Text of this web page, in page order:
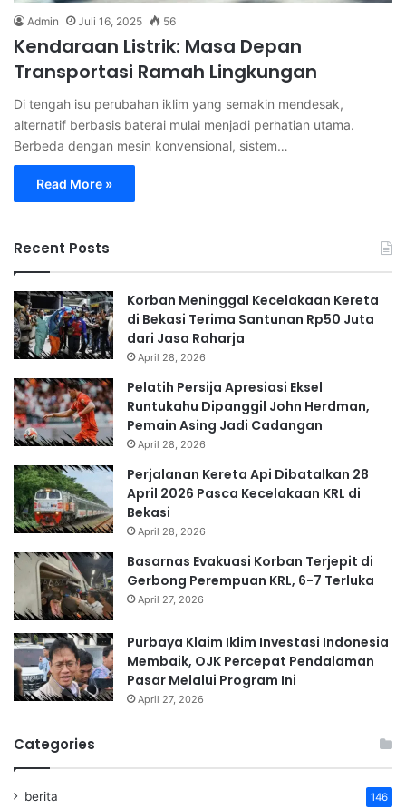
Admin Juli 16, 2025 56
Kendaraan Listrik: Masa Depan
Transportasi Ramah Lingkungan
Di tengah isu perubahan iklim yang semakin mendesak,
alternatif berbasis baterai mulai menjadi perhatian utama.
Berbeda dengan mesin konvensional, sistem…
Read More »
Recent Posts
Korban Meninggal Kecelakaan Kereta
di Bekasi Terima Santunan Rp50 Juta
dari Jasa Raharja
April 28, 2026
Pelatih Persija Apresiasi Eksel
Runtukahu Dipanggil John Herdman,
Pemain Asing Jadi Cadangan
April 28, 2026
Perjalanan Kereta Api Dibatalkan 28
April 2026 Pasca Kecelakaan KRL di
Bekasi
April 28, 2026
Basarnas Evakuasi Korban Terjepit di
Gerbong Perempuan KRL, 6-7 Terluka
April 27, 2026
Purbaya Klaim Iklim Investasi Indonesia
Membaik, OJK Percepat Pendalaman
Pasar Melalui Program Ini
April 27, 2026
Categories
berita 146